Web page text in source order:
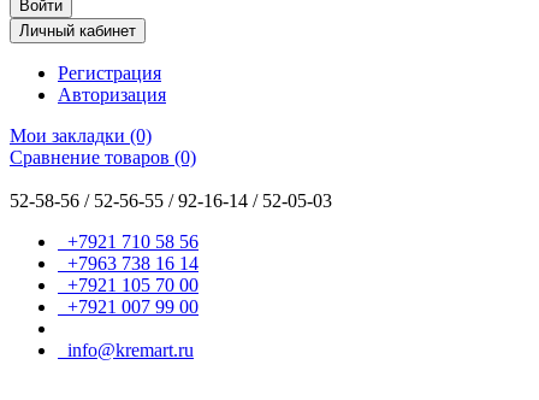
Личный кабинет
Регистрация
Авторизация
Мои закладки (0)
Сравнение товаров (0)
52-58-56 / 52-56-55 / 92-16-14 / 52-05-03
+7921 710 58 56
+7963 738 16 14
+7921 105 70 00
+7921 007 99 00
info@kremart.ru